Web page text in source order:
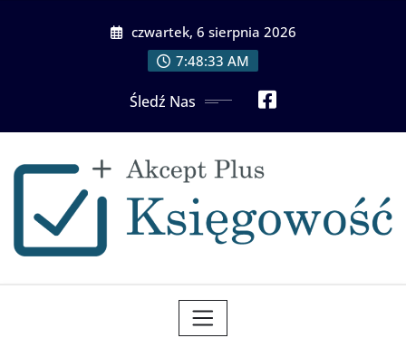
czwartek, 6 sierpnia 2026
7:48:34 AM
Śledź Nas